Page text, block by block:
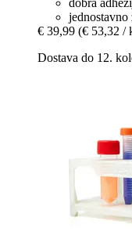
jednostavno
€ 39,99 (€ 53,32 /
Dostava do 12.